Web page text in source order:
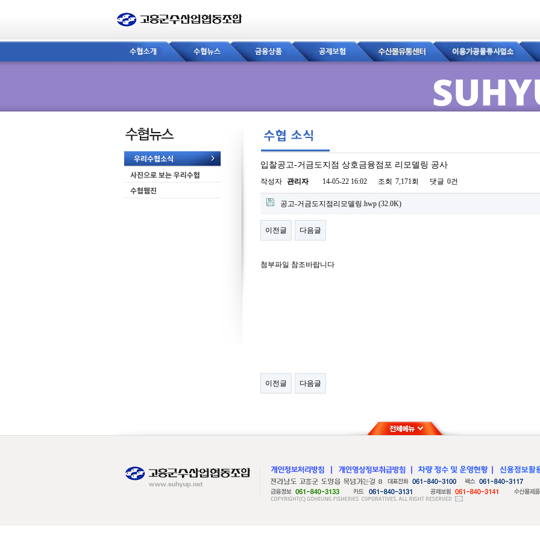
입찰공고-거금도지점 상호금융점포 리모델링 공사
페이지 정보
작성자 관리자 14-05-22 16:02 조회 7,171회 댓글 0건
첨부파일
공고-거금도지점리모델링.hwp (32.0K)
이전글 다음글
첨부파일 참조바랍니다
이전글 다음글